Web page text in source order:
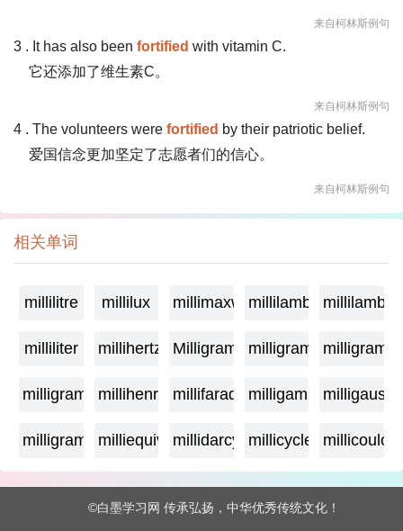
来自柯林斯例句
3 . It has also been fortified with vitamin C.
它还添加了维生素C。
来自柯林斯例句
4 . The volunteers were fortified by their patriotic belief.
爱国信念更加坚定了志愿者们的信心。
来自柯林斯例句
相关单词
millilitre millilux millimaxwellmillilambda
milliliter millihertz Milligramagemilligrame
milligrammemillihenry millifarad milligammamilligauss
milligram milliequivalentmillidarcy millicycle
©白墨学习网 传承弘扬，中华优秀传统文化！